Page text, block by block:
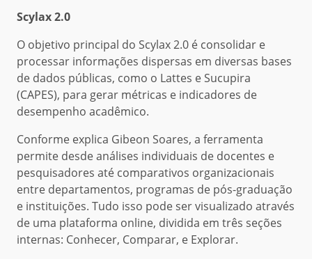
Scylax 2.0
O objetivo principal do Scylax 2.0 é consolidar e
processar informações dispersas em diversas bases
de dados públicas, como o Lattes e Sucupira
(CAPES), para gerar métricas e indicadores de
desempenho acadêmico.
Conforme explica Gibeon Soares, a ferramenta
permite desde análises individuais de docentes e
pesquisadores até comparativos organizacionais
entre departamentos, programas de pós-graduação
e instituições. Tudo isso pode ser visualizado através
de uma plataforma online, dividida em três seções
internas: Conhecer, Comparar, e Explorar.